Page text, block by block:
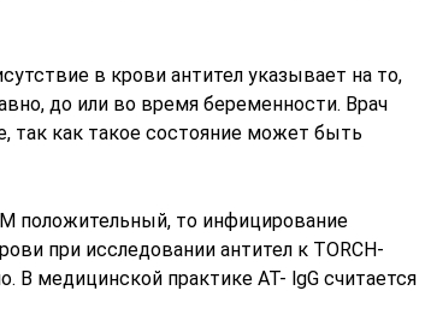
в крови антител указывает на то,
до или во время беременности. Врач
так как такое состояние может быть
положительный, то инфицирование
при исследовании антител к TORCH-
медицинской практике АТ- lgG считается